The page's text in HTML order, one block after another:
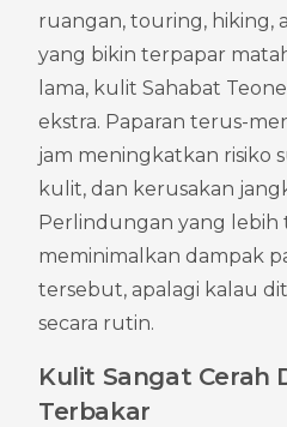
ruangan, touring, hiking,
yang bikin terpapar
lama, kulit Sahabat
ekstra. Paparan terus-
jam meningkatkan risiko
kulit, dan kerusakan
Perlindungan yang lebih
meminimalkan dampak
tersebut, apalagi kalau
secara rutin.
Kulit Sangat Cerah
Terbakar